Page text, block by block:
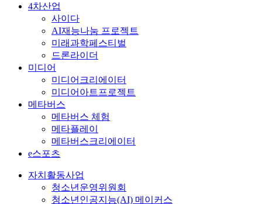
4차산업
사이다
AI재능나눔 프로젝트
미래과학페스티벌
드론라이더
미디어
미디어크리에이터
미디어아트프로젝트
메타버스
메타버스 체험
메타플레이
메타버스크리에이터
e스포츠
자치활동사업
청소년운영위원회
청소년인공지능(AI) 메이커스